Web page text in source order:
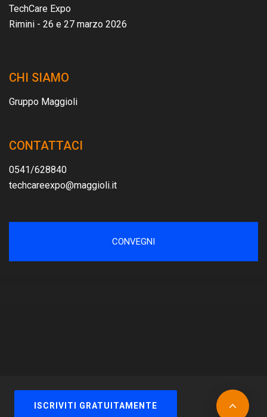
ISCRIVITI GRATUITAMENTE
TechCare Expo
Rimini - 26 e 27 marzo 2026
CHI SIAMO
Gruppo Maggioli
CONTATTACI
0541/628840
techcareexpo@maggioli.it
CONVEGNI
© Gruppo Maggioli Tutti i diritti riservati. Maggioli Spa -
Cookie policy